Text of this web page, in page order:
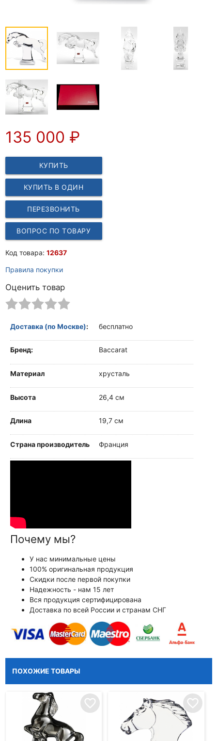
135 000 ₽
КУПИТЬ
КУПИТЬ В ОДИН
КЛИК
ПЕРЕЗВОНИТЬ
ВОПРОС ПО ТОВАРУ
Код товара: 12637
Правила покупки
Оценить товар
Доставка (по Москве): бесплатно
Бренд: Baccarat
Материал хрусталь
Высота 26,4 см
Длина 19,7 см
Страна производитель Франция
Почему мы?
У нас минимальные цены
100% оригинальная продукция
Скидки после первой покупки
Надежность - нам 15 лет
Вся продукция сертифицирована
Доставка по всей России и странам СНГ
ПОХОЖИЕ ТОВАРЫ
favorite_border favorite_border